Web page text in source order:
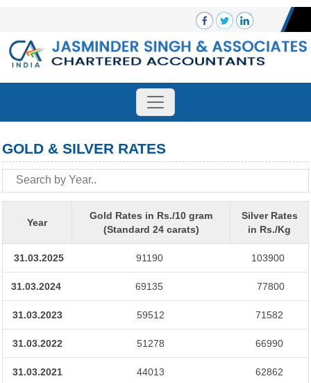
GOLD & SILVER RATES
Year
Gold Rates in Rs./10 gram
(Standard 24 carats)
Silver Rates
in Rs./Kg
31.03.2025 91190 103900
31.03.2024 69135 77800
31.03.2023 59512 71582
31.03.2022 51278 66990
31.03.2021 44013 62862